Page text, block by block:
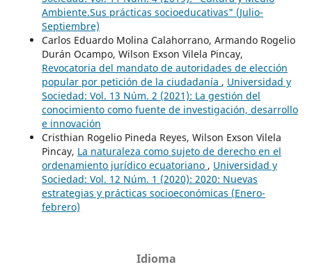
Ambiente.Sus prácticas socioeducativas" (Julio-
Septiembre)
Carlos Eduardo Molina Calahorrano, Armando Rogelio
Durán Ocampo, Wilson Exson Vilela Pincay,
Revocatoria del mandato de autoridades de elección
popular por petición de la ciudadanía , Universidad y
Sociedad: Vol. 13 Núm. 2 (2021): La gestión del
conocimiento como fuente de investigación, desarrollo
e innovación
Cristhian Rogelio Pineda Reyes, Wilson Exson Vilela
Pincay, La naturaleza como sujeto de derecho en el
ordenamiento jurídico ecuatoriano , Universidad y
Sociedad: Vol. 12 Núm. 1 (2020): 2020: Nuevas
estrategias y prácticas socioeconómicas (Enero-
febrero)
Idioma